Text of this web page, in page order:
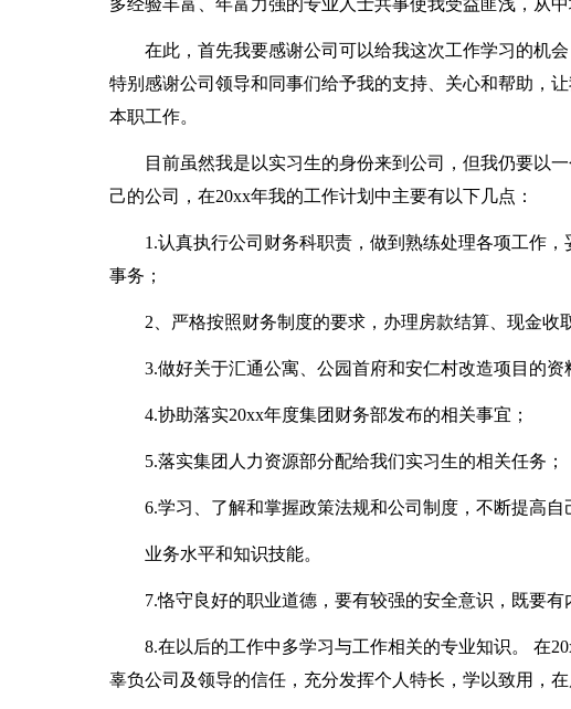
多经验丰富、年富力强的专业人士共事使我受益匪浅，从
在此，首先我要感谢公司可以给我这次工作学习的机
特别感谢公司领导和同事们给予我的支持、关心和帮助，
本职工作。
目前虽然我是以实习生的身份来到公司，但我仍要以
己的公司，在20xx年我的工作计划中主要有以下几点：
1.认真执行公司财务科职责，做到熟练处理各项工作
事务；
2、严格按照财务制度的要求，办理房款结算、现金收
3.做好关于汇通公寓、公园首府和安仁村改造项目的资
4.协助落实20xx年度集团财务部发布的相关事宜；
5.落实集团人力资源部分配给我们实习生的相关任务；
6.学习、了解和掌握政策法规和公司制度，不断提高自
业务水平和知识技能。
7.恪守良好的职业道德，要有较强的安全意识，既要
8.在以后的工作中多学习与工作相关的专业知识。 在
辜负公司及领导的信任，充分发挥个人特长，学以致用，